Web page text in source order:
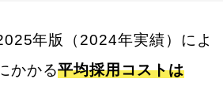
年版（2024年実績）によ
かかる平均採用コストは